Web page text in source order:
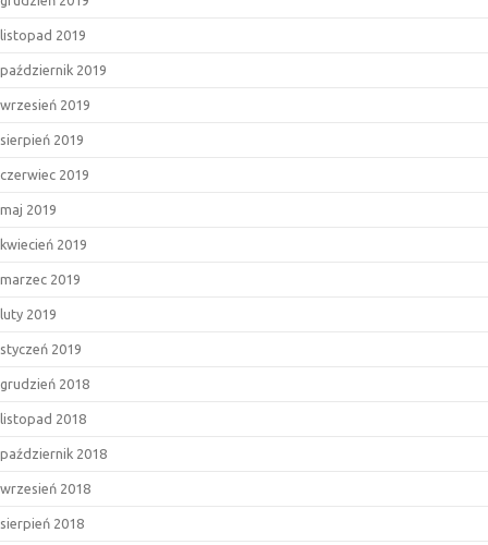
listopad 2019
październik 2019
wrzesień 2019
sierpień 2019
czerwiec 2019
maj 2019
kwiecień 2019
marzec 2019
luty 2019
styczeń 2019
grudzień 2018
listopad 2018
październik 2018
wrzesień 2018
sierpień 2018